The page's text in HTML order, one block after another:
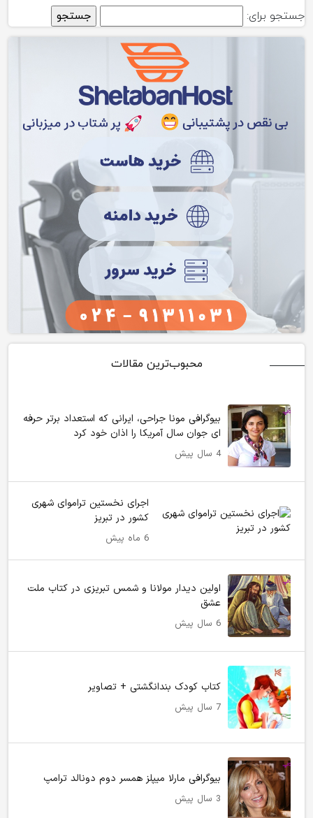
محبوب‌ترین مقالات
بیوگرافی مونا جراحی، ایرانی که استعداد برتر حرفه
ای جوان سال آمریکا را اذان خود کرد
4 سال پیش
اجرای نخستین تراموای شهری
کشور در تبریز
6 ماه پیش
اولین دیدار مولانا و شمس تبریزی در کتاب ملت
عشق
6 سال پیش
کتاب کودک بندانگشتی + تصاویر
7 سال پیش
بیوگرافی مارلا میپلز همسر دوم دونالد ترامپ
3 سال پیش
جستجو برای: